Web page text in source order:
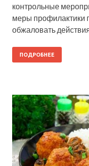
контрольные
меры профилактики
обжаловать
ПОДРОБНЕЕ